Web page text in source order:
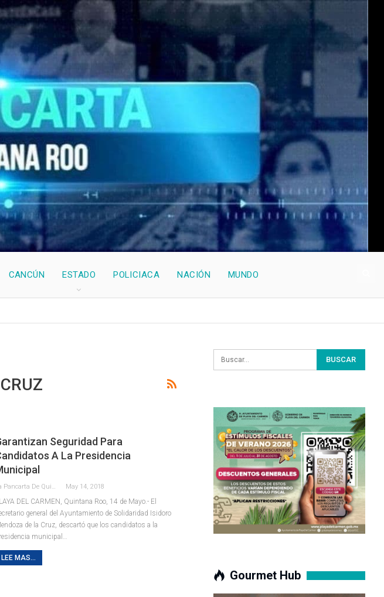
CANCÚN ESTADO POLICIACA NACIÓN MUNDO
Seguridad Para
A La Presidencia
May 14, 2018
DEL CARMEN, Quintana Roo, 14 de Mayo.- El
general del Ayuntamiento de Solidaridad Isidoro
de la Cruz, descartó que los candidatos a la
municipal…
LEE MAS...
Gourmet Hub